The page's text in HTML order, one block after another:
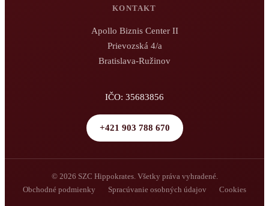
KONTAKT
Apollo Biznis Center II
Prievozská 4/a
Bratislava-Ružinov
IČO: 35683856
+421 903 788 670
© 2026 SZC Hippokrates. Všetky práva vyhradené.
Obchodné podmienky
Spracúvanie osobných údajov Cookies